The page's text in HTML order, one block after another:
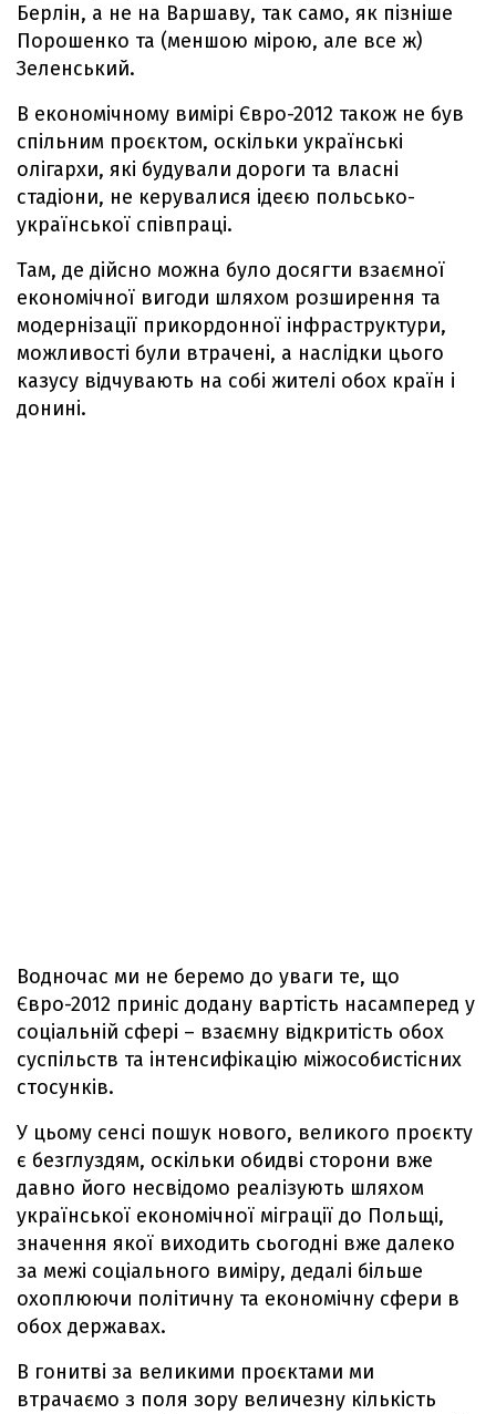
Берлін, а не на Варшаву, так само, як пізніше
Порошенко та (меншою мірою, але все ж)
Зеленський.
В економічному вимірі Євро-2012 також не був
спільним проєктом, оскільки українські
олігархи, які будували дороги та власні
стадіони, не керувалися ідеєю польсько-
української співпраці.
Там, де дійсно можна було досягти взаємної
економічної вигоди шляхом розширення та
модернізації прикордонної інфраструктури,
можливості були втрачені, а наслідки цього
казусу відчувають на собі жителі обох країн і
донині.
Водночас ми не беремо до уваги те, що
Євро-2012 приніс додану вартість насамперед у
соціальній сфері – взаємну відкритість обох
суспільств та інтенсифікацію міжособистісних
стосунків.
У цьому сенсі пошук нового, великого проєкту
є безглуздям, оскільки обидві сторони вже
давно його несвідомо реалізують шляхом
української економічної міграції до Польщі,
значення якої виходить сьогодні вже далеко
за межі соціального виміру, дедалі більше
охоплюючи політичну та економічну сфери в
обох державах.
В гонитві за великими проєктами ми
втрачаємо з поля зору величезну кількість